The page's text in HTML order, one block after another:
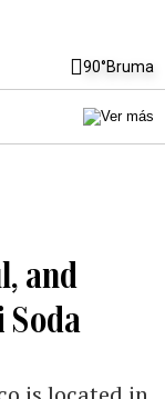
90°Bruma
and
Soda